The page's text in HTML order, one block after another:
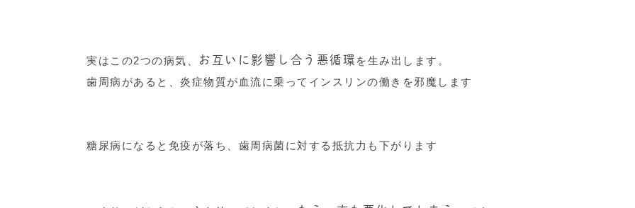
実はこの2つの病気、 お互いに影響し合う悪循環 を生み出します。
歯周病があると、炎症物質が血流に乗ってインスリンの働きを邪魔します
糖尿病になると免疫が落ち、歯周病菌に対する抵抗力も下がります